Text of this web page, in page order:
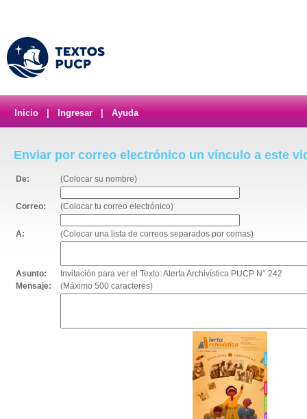
Inicio Ingresar Ayuda
Enviar por correo electrónico un vínculo a este
De: (Colocar su nombre)
Correo: (Colocar tu correo electrónico)
A: (Colocar una lista de correos separados por comas)
Asunto:
Invitación para ver el Texto: Alerta Archivística PUCP N° 242
Mensaje:
(Máximo 500 caracteres)